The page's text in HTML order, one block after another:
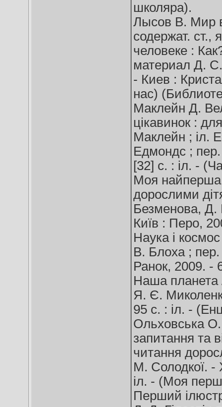
школяра).
Лысов В. Мир
содержат. ст.,
человеке :
материал Д.
- Киев :
нас)
Маклейн Д.
цікавинок :
Маклейн ; іл.
Едмондс ;
[32] c. : іл. -
Моя найперша
дорослими
Безменова, Д.
Київ : Перо,
Наука і
В. Блоха ;
Ранок, 2009. -
Наша планета
Я. Є.
95 с. : іл. -
Ольховська
запитання та
читання
М. Солодкої. -
іл. - (Моя
Перший